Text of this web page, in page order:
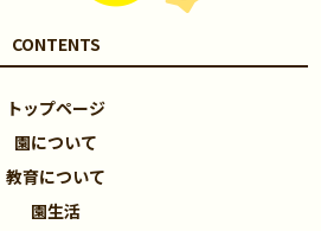
CONTENTS
トップページ
園について
教育について
園生活